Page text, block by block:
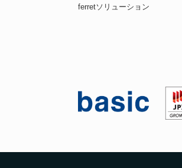
ferretソリューション